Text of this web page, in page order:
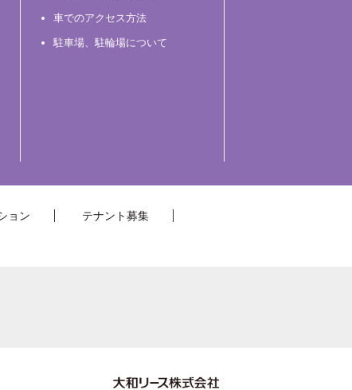
車でのアクセス方法
駐車場、駐輪場について
ョン
テナント募集